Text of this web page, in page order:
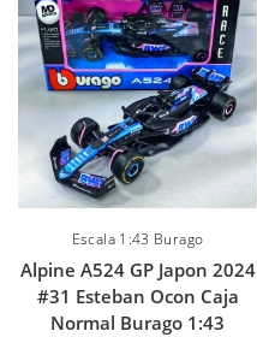
Escala 1:43 Burago
Alpine A524 GP Japon 2024
#31 Esteban Ocon Caja
Normal Burago 1:43